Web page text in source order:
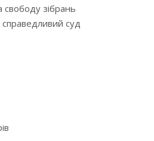
зібрань
суд